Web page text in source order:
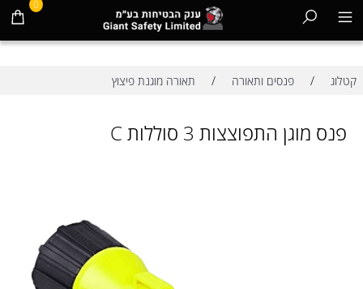
0
קטלוג / פנסים ותאורה / תאורה מוגנת פיצוץ
פנס מוגן התפוצצות 3 סוללות C